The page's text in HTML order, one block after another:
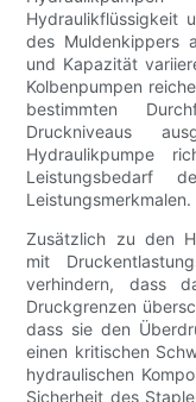
Hydraulikflüssigkeit
des Muldenkippers
und Kapazität
Kolbenpumpen
bestimmten
Druckniveaus
Hydraulikpumpe
Leistungsbedarf
Leistungsmerkmalen.
Zusätzlich zu den
mit
verhindern, dass
Druckgrenzen
dass sie den
einen kritischen
hydraulischen
Sicherheit des